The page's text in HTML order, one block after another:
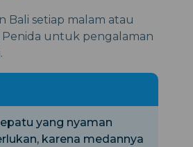
Bali setiap malam atau
Penida untuk pengalaman
yang nyaman
karena medannya